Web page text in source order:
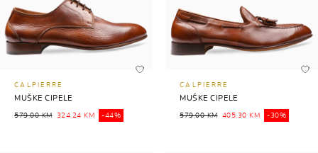
CALPIERRE
MUŠKE CIPELE
579,00 KM 324,24 KM -44%
CALPIERRE
MUŠKE CIPELE
579,00 KM 405,30 KM -30%